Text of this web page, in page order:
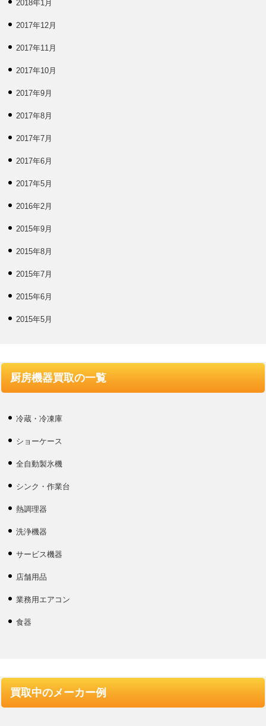
2018年1月
2017年12月
2017年11月
2017年10月
2017年9月
2017年8月
2017年7月
2017年6月
2017年5月
2016年2月
2015年9月
2015年8月
2015年7月
2015年6月
2015年5月
厨房機器買取の一覧
冷蔵・冷凍庫
ショーケース
全自動製氷機
シンク・作業台
熱調理器
洗浄機器
サービス機器
店舗用品
業務用エアコン
食器
買取中のメーカー例